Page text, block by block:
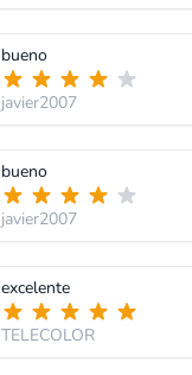
bueno
javier2007
bueno
javier2007
excelente
TELECOLOR